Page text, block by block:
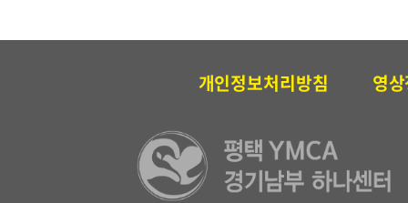
개인정보처리방침 영